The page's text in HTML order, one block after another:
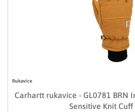
Rukavice
Carhartt rukavice - GL0781 BRN
Sensitive Knit Cuff